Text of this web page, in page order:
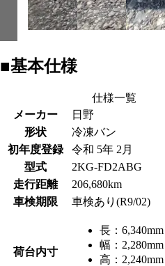
■基本仕様
仕様一覧
メーカー
日野
形状
冷凍バン
初年度登録
令和 5年 2月
型式
2KG-FD2ABG
走行距離
206,680km
車検期限
車検あり(R9/02)
荷台内寸
長： 6,340mm
幅： 2,280mm
高： 2,240mm